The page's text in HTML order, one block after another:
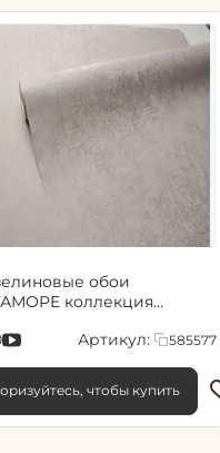
обои
коллекция
Артикул: 585577
чтобы купить